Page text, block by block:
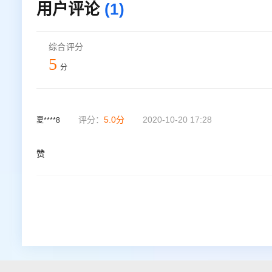
用户评论 (1)
综合评分
5 分
夏****8 评分： 5.0分 2020-10-20 17:28
赞